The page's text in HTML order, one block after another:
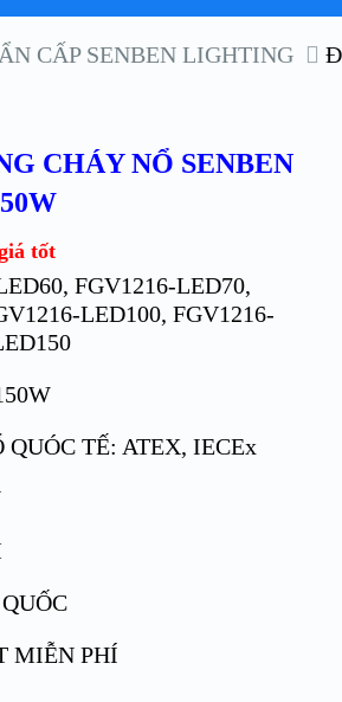
CẤP SENBEN LIGHTING
CHÁY NỔ SENBEN
tốt
FGV1216-LED70,
LED100, FGV1216-
QUÓC TẾ: ATEX, IECEx
MIỄN PHÍ